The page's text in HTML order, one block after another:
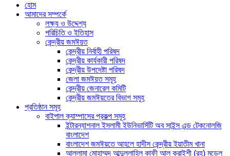
হোম
আমাদের সম্পর্কে
লক্ষ্য ও উদ্দেশ্য
পরিচিতি ও ইতিহাস
কেন্দ্রীয় জমঈয়ত
কেন্দ্রীয় নির্বাহী পরিষদ
কেন্দ্রীয় কার্যকারী পরিষদ
কেন্দ্রীয় উপদেষ্টা পরিষদ
জেলা জমঈয়ত সমূহ
কেন্দ্রীয় জেনারেল কমিটি
কেন্দ্রীয় জমঈয়তের বিভাগ সমূহ
প্রতিষ্ঠান সমূহ
বাইপাল ক্যাম্পাসের প্রকল্প সমূহ
ইন্টারন্যাশনাল ইসলামী ইউনিভার্সিটি অব সাইন্স এন্ড টেকনোলজি
বাংলাদেশ
বাংলাদেশ জমঈয়তে আহলে হাদীস কেন্দ্রীয় ইয়াতীম খানা
আল্লামা মোহাম্মদ আব্দুল্লাহিল কাফী আল কুরাইশী (রহ) মডেল